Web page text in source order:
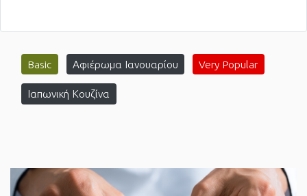
Basic Αφιέρωμα Ιανουαρίου Very Popular
Ιαπωνική Κουζίνα